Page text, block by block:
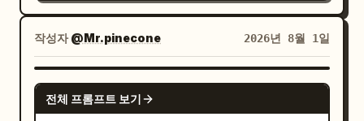
결합한 수직 그리드 시스템을 사용하며,
페이퍼 화이트, 그래파이트 그레이, 스틸 블루, 은
은한 오렌지
주석, 깔끔한 좁은 산세리프체 및 모노스페이
스 파라미터 폰트를 특징으로 함. 첫 화면은
3/4 각도 뷰로 제품의 정체성을 보여주며, 이어
작성자@Mr.pinecone 2026년 8월 1일
GPT IMAGE 2
전체 프롬프트 보기